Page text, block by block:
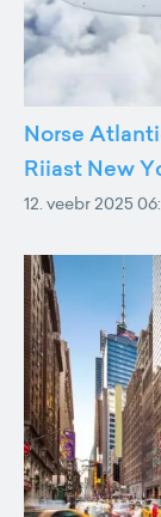
Norse
Riiast New
12. veebr 2025